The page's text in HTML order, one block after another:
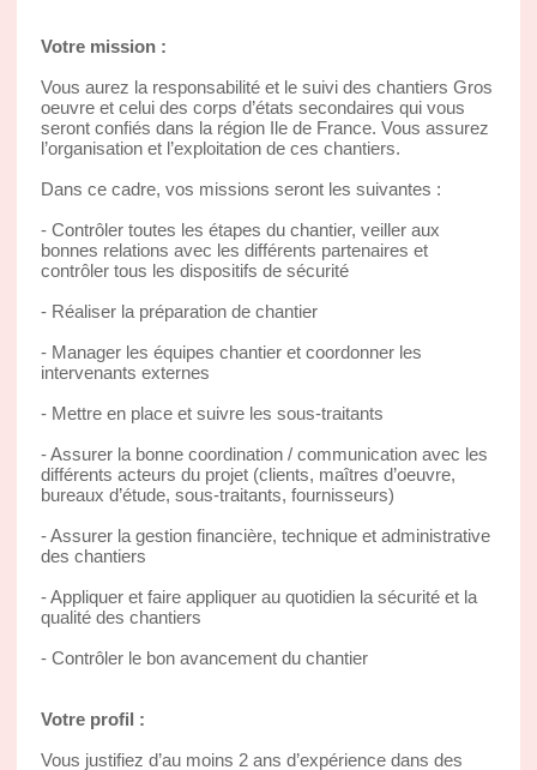
Votre mission :
Vous aurez la responsabilité et le suivi des chantiers Gros
oeuvre et celui des corps d’états secondaires qui vous
seront confiés dans la région Ile de France. Vous assurez
l’organisation et l’exploitation de ces chantiers.
Dans ce cadre, vos missions seront les suivantes :
- Contrôler toutes les étapes du chantier, veiller aux
bonnes relations avec les différents partenaires et
contrôler tous les dispositifs de sécurité
- Réaliser la préparation de chantier
- Manager les équipes chantier et coordonner les
intervenants externes
- Mettre en place et suivre les sous-traitants
- Assurer la bonne coordination / communication avec les
différents acteurs du projet (clients, maîtres d’oeuvre,
bureaux d’étude, sous-traitants, fournisseurs)
- Assurer la gestion financière, technique et administrative
des chantiers
- Appliquer et faire appliquer au quotidien la sécurité et la
qualité des chantiers
- Contrôler le bon avancement du chantier
Votre profil :
Vous justifiez d’au moins 2 ans d’expérience dans des